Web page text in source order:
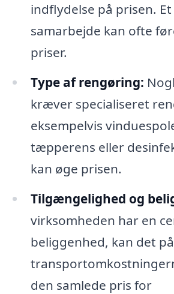
indflydelse på prisen.
samarbejde kan ofte
priser.
Type af rengøring:
kræver specialiseret
eksempelvis
tæpperens eller
kan øge prisen.
Tilgængelighed og
virksomheden har en
beliggenhed, kan det
den samlede pris for